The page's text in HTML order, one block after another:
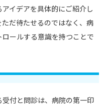
イデアを具体的にご紹介し
だ待たせるのではなく、病
ールする意識を持つことで
付と問診は、病院の第一印